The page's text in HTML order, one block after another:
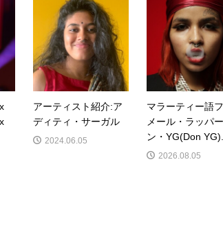
アーティスト紹介:ア
ディティ・サーガル
2024.06.05
マラーティー語
メール・ラッパ
ン・YG(Don
2026.08.05